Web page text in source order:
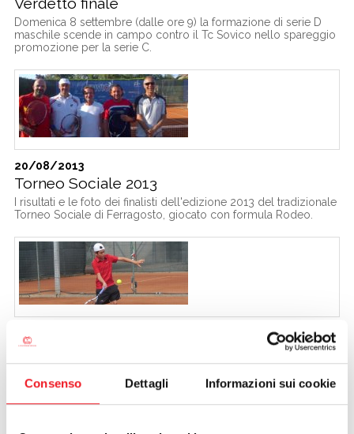
Consenso Dettagli Informazioni sui cookie
Verdetto finale
Domenica 8 settembre (dalle ore 9) la formazione di serie D
maschile scende in campo contro il Tc Sovico nello spareggio
promozione per la serie C.
20/08/2013
Torneo Sociale 2013
I risultati e le foto dei finalisti dell'edizione 2013 del tradizionale
Torneo Sociale di Ferragosto, giocato con formula Rodeo.
03/08/2013
Signorini vince a Guidizzolo
tennista Alessandro Signorini vince nella categoria under 12.
Nell'under 14 Leonardo Manzini cede in finale.